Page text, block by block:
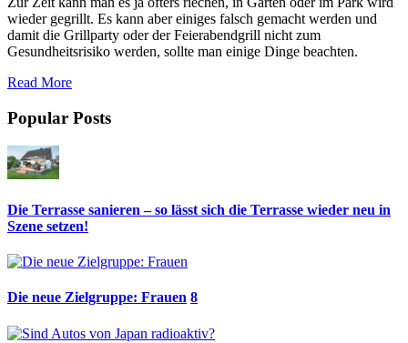
wieder gegrillt. Es kann aber einiges falsch gemacht werden und
damit die Grillparty oder der Feierabendgrill nicht zum
Gesundheitsrisiko werden, sollte man einige Dinge beachten.
Read More
Popular Posts
Die Terrasse sanieren – so lässt sich die Terrasse wieder neu in
Szene setzen!
Die neue Zielgruppe: Frauen 8